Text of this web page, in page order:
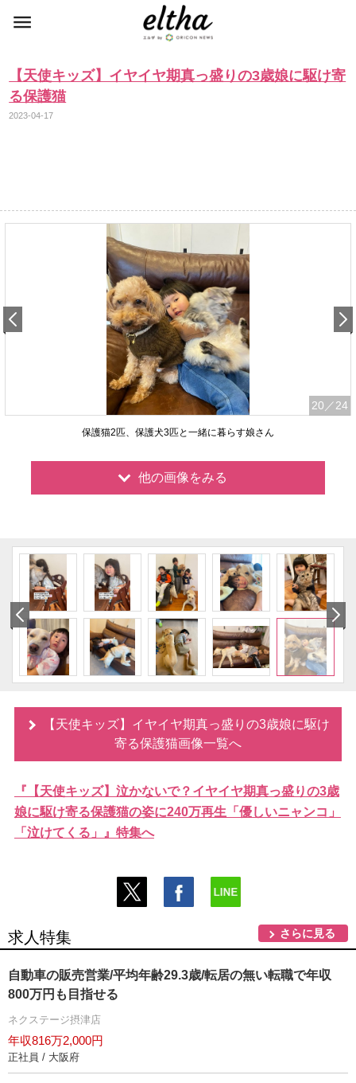
【天使キッズ】イヤイヤ期真っ盛りの3歳娘に駆け寄
る保護猫
2023-04-17
20 ／24
保護猫2匹、保護犬3匹と一緒に暮らす娘さん
他の画像をみる
【天使キッズ】イヤイヤ期真っ盛りの3歳娘に駆け
寄る保護猫画像一覧へ
『【天使キッズ】泣かないで？イヤイヤ期真っ盛りの3歳
娘に駆け寄る保護猫の姿に240万再生「優しいニャンコ」
「泣けてくる」』特集へ
求人特集 さらに見る
自動車の販売営業/平均年齢29.3歳/転居の無い転職で年収
800万円も目指せる
ネクステージ摂津店
年収816万2,000円
正社員 / 大阪府